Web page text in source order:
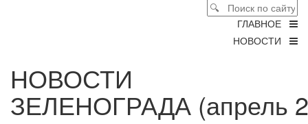
ГЛАВНОЕ
НОВОСТИ
НОВОСТИ
ЗЕЛЕНОГРАДА (апрель